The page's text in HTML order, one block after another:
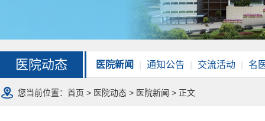
医院动态 医院新闻 通知公告 交流活动 名
您当前位置： 首页 > 医院动态 > 医院新闻 > 正文